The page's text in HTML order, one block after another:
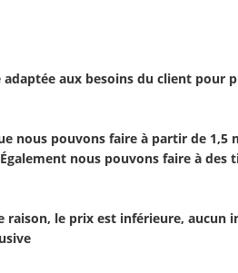
aux besoins du client pour
nous pouvons faire à partir de 1,5
nous pouvons faire à des
le prix est inférieure, aucun